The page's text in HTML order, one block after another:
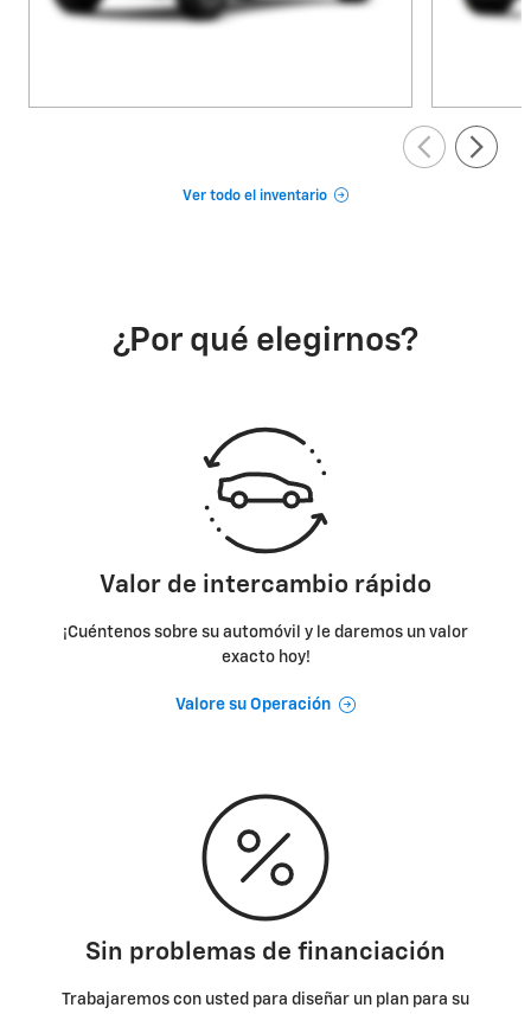
Ver todo el inventario
¿Por qué elegirnos?
Valor de intercambio rápido
¡Cuéntenos sobre su automóvil y le daremos un valor
exacto hoy!
Valore su Operación
Sin problemas de financiación
Trabajaremos con usted para diseñar un plan para su